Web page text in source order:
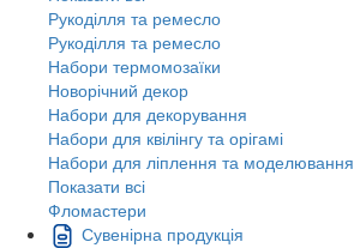
Рукоділля та ремесло
Рукоділля та ремесло
Набори термомозаїки
Новорічний декор
Набори для декорування
Набори для квілінгу та орігамі
Набори для ліплення та моделювання
Показати всі
Фломастери
Сувенірна продукція